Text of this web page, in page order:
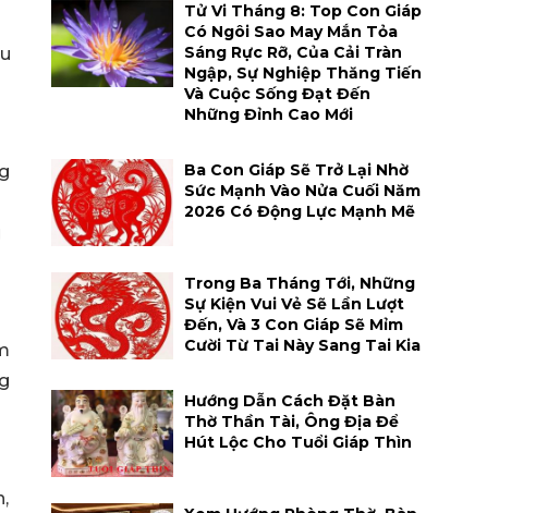
Tử Vi Tháng 8: Top Con Giáp
Có Ngôi Sao May Mắn Tỏa
Sáng Rực Rỡ, Của Cải Tràn
Ngập, Sự Nghiệp Thăng Tiến
Và Cuộc Sống Đạt Đến
Những Đỉnh Cao Mới
Ba Con Giáp Sẽ Trở Lại Nhờ
Sức Mạnh Vào Nửa Cuối Năm
2026 Có Động Lực Mạnh Mẽ
Trong Ba Tháng Tới, Những
Sự Kiện Vui Vẻ Sẽ Lần Lượt
Đến, Và 3 Con Giáp Sẽ Mỉm
Cười Từ Tai Này Sang Tai Kia
Hướng Dẫn Cách Đặt Bàn
Thờ Thần Tài, Ông Địa Để
Hút Lộc Cho Tuổi Giáp Thìn